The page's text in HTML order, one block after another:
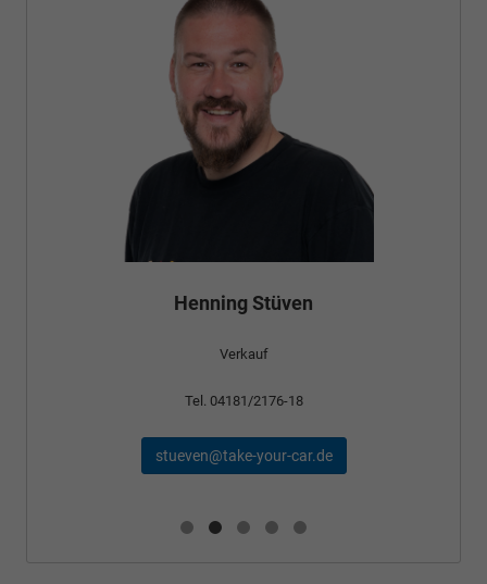
Henning Stüven
Verkauf
Tel. 04181/2176-18
stueven@take-your-car.de